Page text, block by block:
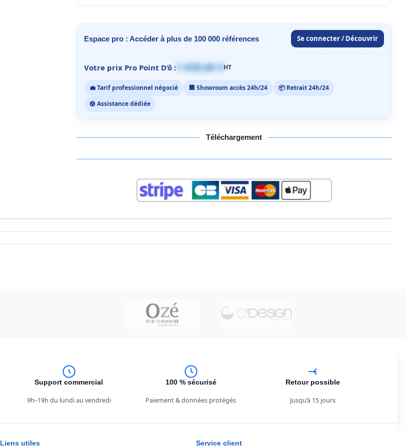
Espace pro : Accéder à plus de 100 000 références Se connecter / Découvrir
Votre prix Pro Point D’ô : 1 059,00 €HT
💼 Tarif professionnel négocié 🏢 Showroom accès 24h/24
📦 Retrait 24h/24
🛟 Assistance dédiée
Téléchargement
Support commercial
9h–19h du lundi au vendredi
100 % sécurisé
Paiement & données protégés
Retour possible
Jusqu’à 15 jours
Liens utiles Service client